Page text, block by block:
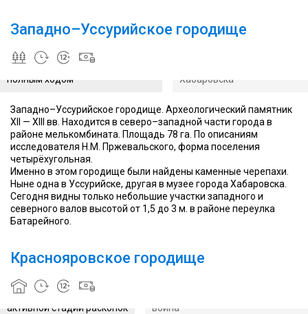
Западно–Уссурийское городище
Раскопки городища в
настоящее время ведутся
полным ходом
Хабаровска
Западно–Уссурийское городище. Археологический памятник
XII — XIII вв. Находится в северо–западной части города в
районе мелькомбината. Площадь 78 га. По описаниям
исследователя Н.М. Пржевальского, форма поселения
четырёхугольная.
Именно в этом городище были найдены каменные черепахи.
Ныне одна в Уссурийске, другая в музее города Хабаровска.
Сегодня видны только небольшие участки западного и
северного валов высотой от 1,5 до 3 м. в районе переулка
Батарейного.
Краснояровское городище
Краснояровское
городище находится в
активной стадии раскопок
воина